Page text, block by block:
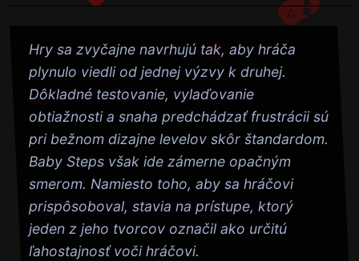
Hry sa zvyčajne navrhujú tak, aby hráča
plynulo viedli od jednej výzvy k druhej.
Dôkladné testovanie, vylaďovanie
obtiažnosti a snaha predchádzať frustrácii sú
pri bežnom dizajne levelov skôr štandardom.
Baby Steps však ide zámerne opačným
smerom. Namiesto toho, aby sa hráčovi
prispôsoboval, stavia na prístupe, ktorý
jeden z jeho tvorcov označil ako určitú
ľahostajnosť voči hráčovi.